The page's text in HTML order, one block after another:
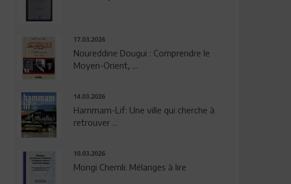
17.03.2026
Noureddine Dougui : Comprendre le
Moyen-Orient, ...
14.03.2026
Hammam-Lif: Une ville qui cherche à
retrouver ...
10.03.2026
Mongi Chemli: Mélanges à lire